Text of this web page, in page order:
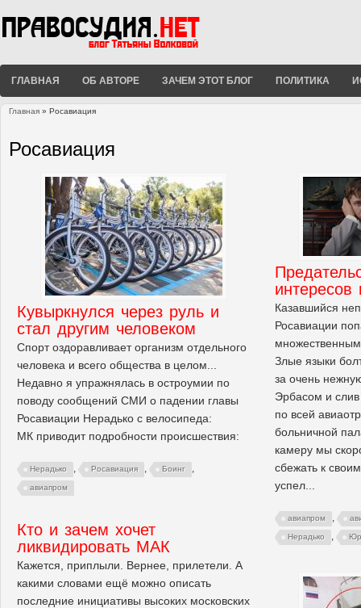
ГЛАВНАЯ ОБ АВТОРЕ ЗАЧЕМ ЭТОТ БЛОГ ПОЛИТИКА
Главная » Росавиация
Росавиация
Кувыркнулся через руль и
стал другим человеком
Спорт оздоравливает организм отдельного
человека и всего общества в целом...
Недавно я упражнялась в остроумии по
поводу сообщений СМИ о падении главы
Росавиации Нерадько с велосипеда:
МК приводит подробности происшествия:
Нерадько , Росавиация , Боинг ,
авиапром
Казавшийся
Росавиации
Злые языки
за очень
Эрбасом и
по всей
больничной
камеру мы
сбежать к
успел...
авиапром ,
Нерадько ,
Кто и зачем хочет
ликвидировать МАК
Кажется, приплыли. Вернее, прилетели. А
какими словами ещё можно описать
последние инициативы высоких московских